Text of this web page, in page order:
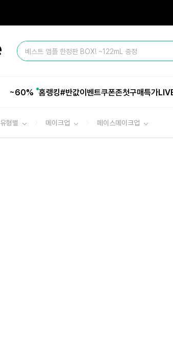
이
베스트 앰플 한정판 BOX! ~122mL 증정
~60% 홈랭킹#반값이벤트쿠폰존첫구매특가
유형별 메이크업 페이스메이크업